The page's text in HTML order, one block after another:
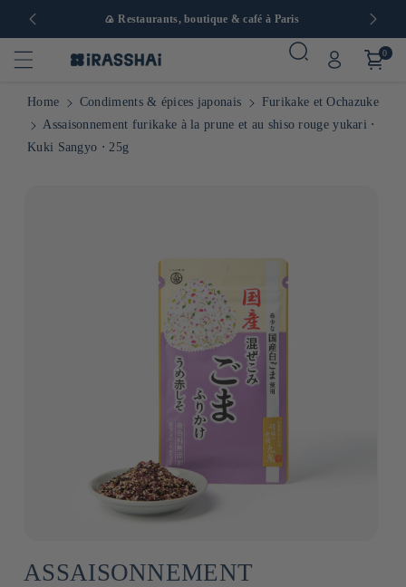
Europe 🍙 Restaurants, boutique & café à Paris
0
Home Condiments & épices japonais
Furikake et Ochazuke
Assaisonnement furikake à la prune et au shiso rouge yukari ⋅
Kuki Sangyo ⋅ 25g
ASSAISONNEMENT